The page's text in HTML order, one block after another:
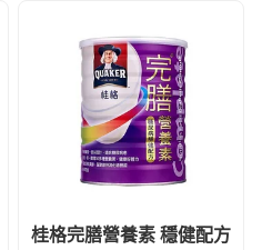
桂格完膳營養素 穩健配方